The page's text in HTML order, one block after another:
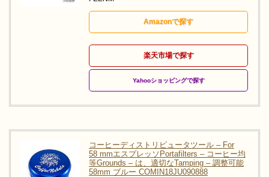
Amazonで探す
楽天市場で探す
Yahooショッピングで探す
コーヒーディストリビュータツール – For
58 mmエスプレッソPortafilters – コーヒー均
等Grounds – は、適切なTamping – 調整可能
58mm ブルー COMIN18JU090888